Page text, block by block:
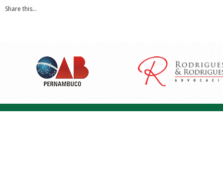
Share this...